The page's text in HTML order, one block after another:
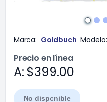
Marca: Goldbuch Modelo:
Precio en línea
A: $399.00
No disponible